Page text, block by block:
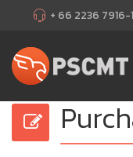
+ 66 2236 7916-